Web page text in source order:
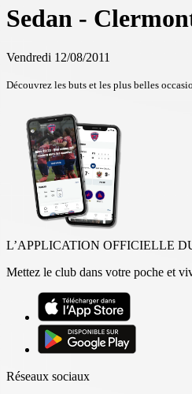
Sedan -
Vendredi 12/08/2011
Découvrez les buts et les plus belles
L’APPLICATION OFFICIELLE
Mettez le club dans votre poche et
Réseaux sociaux